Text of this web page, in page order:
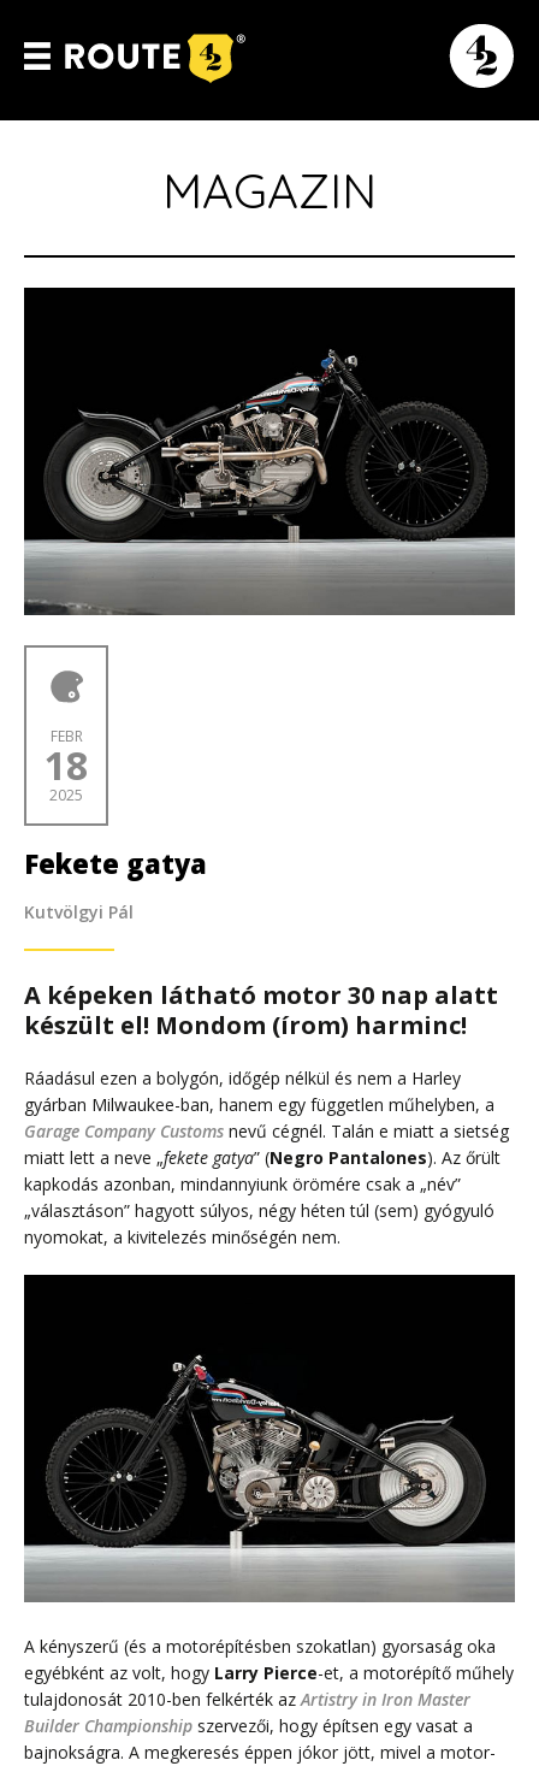
MAGAZIN
FEBR
18
2025
Fekete gatya
Kutvölgyi Pál
A képeken látható motor 30 nap alatt
készült el! Mondom (írom) harminc!
Ráadásul ezen a bolygón, időgép nélkül és nem a Harley
gyárban Milwaukee-ban, hanem egy független műhelyben, a
Garage Company Customs nevű cégnél. Talán e miatt a sietség
miatt lett a neve „fekete gatya” (Negro Pantalones). Az őrült
kapkodás azonban, mindannyiunk örömére csak a „név”
„választáson” hagyott súlyos, négy héten túl (sem) gyógyuló
nyomokat, a kivitelezés minőségén nem.
A kényszerű (és a motorépítésben szokatlan) gyorsaság oka
egyébként az volt, hogy Larry Pierce-et, a motorépítő műhely
tulajdonosát 2010-ben felkérték azArtistry in Iron Master
Builder Championship szervezői, hogy építsen egy vasat a
bajnokságra. A megkeresés éppen jókor jött, mivel a motor-